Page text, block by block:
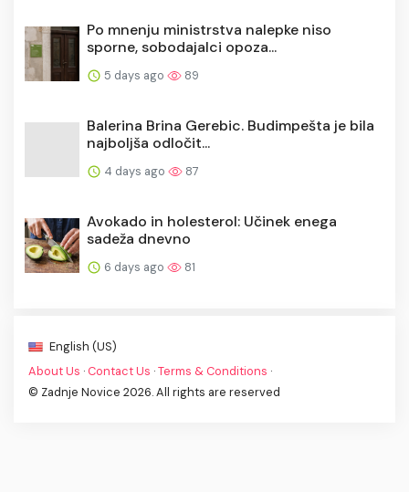
Po mnenju ministrstva nalepke niso
sporne, sobodajalci opoza...
5 days ago 89
Balerina Brina Gerebic. Budimpešta je bila
najboljša odločit...
4 days ago 87
Avokado in holesterol: Učinek enega
sadeža dnevno
6 days ago 81
English (US)
About Us · Contact Us ·Terms & Conditions ·
© Zadnje Novice 2026. All rights are reserved